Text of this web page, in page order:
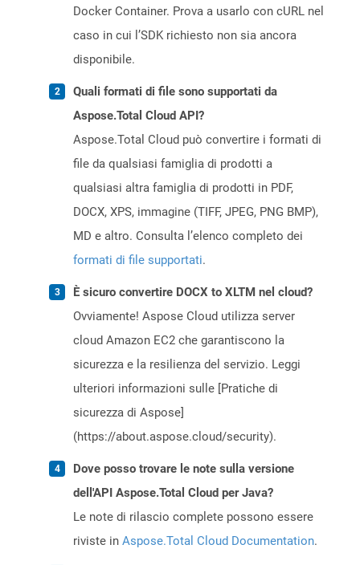
Docker Container. Prova a usarlo con cURL nel
caso in cui l’SDK richiesto non sia ancora
disponibile.
Quali formati di file sono supportati da
Aspose.Total Cloud API?
Aspose.Total Cloud può convertire i formati di
file da qualsiasi famiglia di prodotti a
qualsiasi altra famiglia di prodotti in PDF,
DOCX, XPS, immagine (TIFF, JPEG, PNG BMP),
MD e altro. Consulta l’elenco completo dei
formati di file supportati.
È sicuro convertire DOCX to XLTM nel cloud?
Ovviamente! Aspose Cloud utilizza server
cloud Amazon EC2 che garantiscono la
sicurezza e la resilienza del servizio. Leggi
ulteriori informazioni sulle [Pratiche di
sicurezza di Aspose]
(https://about.aspose.cloud/security).
Dove posso trovare le note sulla versione
dell'API Aspose.Total Cloud per Java?
Le note di rilascio complete possono essere
riviste in Aspose.Total Cloud Documentation.